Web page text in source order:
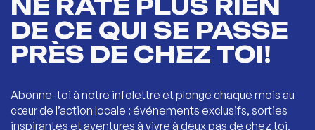
NE RATE PLUS RIEN
DE CE QUI SE PASSE
PRÈS DE CHEZ TOI!
Abonne-toi à notre infolettre et plonge chaque mois au
cœur de l’action locale : événements exclusifs, sorties
inspirantes et aventures à vivre à deux pas de chez toi.